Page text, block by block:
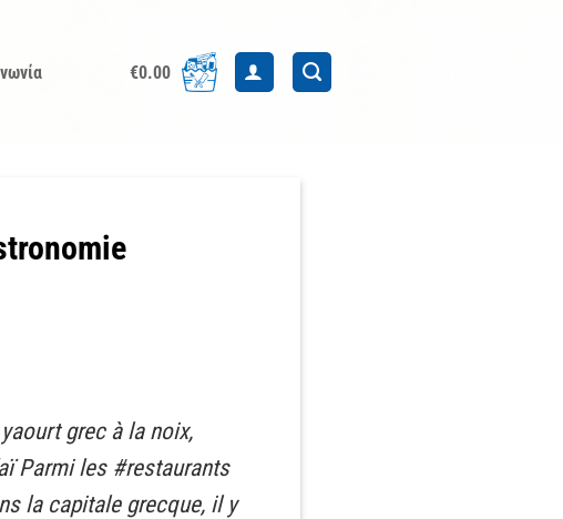
€0.00
grec à la noix,
Parmi les #restaurants
la capitale grecque, il y